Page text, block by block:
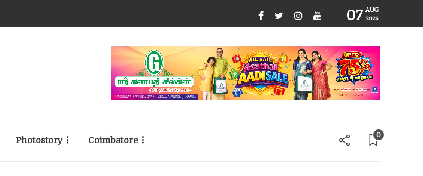
07 AUG
2026
Photostory Coimbatore 0